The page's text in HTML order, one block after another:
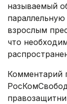
называемый
параллельную
взрослым
что
Комментарий